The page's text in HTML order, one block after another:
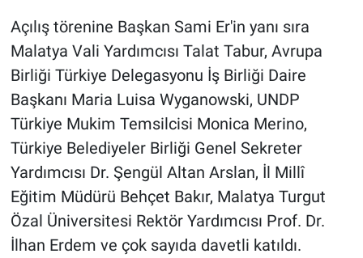
Açılış törenine Başkan Sami Er'in yanı sıra
Malatya Vali Yardımcısı Talat Tabur, Avrupa
Birliği Türkiye Delegasyonu İş Birliği Daire
Başkanı Maria Luisa Wyganowski, UNDP
Türkiye Mukim Temsilcisi Monica Merino,
Türkiye Belediyeler Birliği Genel Sekreter
Yardımcısı Dr. Şengül Altan Arslan, İl Millî
Eğitim Müdürü Behçet Bakır, Malatya Turgut
Özal Üniversitesi Rektör Yardımcısı Prof. Dr.
İlhan Erdem ve çok sayıda davetli katıldı.